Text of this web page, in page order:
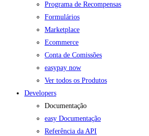
Programa de Recompensas
Formulários
Marketplace
Ecommerce
Conta de Comissões
easypay now
Ver todos os Produtos
Developers
Documentação
easy Documentação
Referência da API